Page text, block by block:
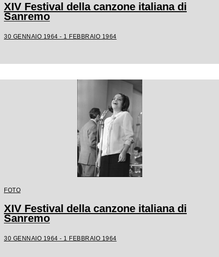
XIV Festival della canzone italiana di
Sanremo
30 GENNAIO 1964 - 1 FEBBRAIO 1964
FOTO
XIV Festival della canzone italiana di
Sanremo
30 GENNAIO 1964 - 1 FEBBRAIO 1964